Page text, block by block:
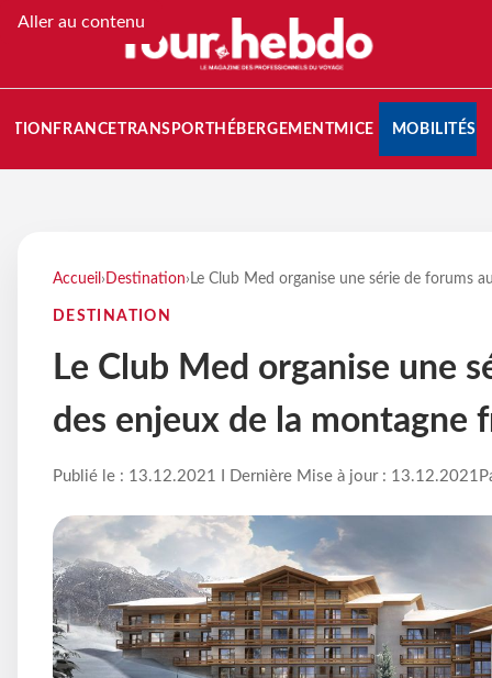
Aller au contenu
FRANCETRANSPORT HÉBERGEMENTMICE MOBILITÉS
Accueil › Destination› Le Club Med organise une série de forums
DESTINATION
Le Club Med organise une
des enjeux de la montagne
Publié le : 13.12.2021 I Dernière Mise à jour : 13.12.2021